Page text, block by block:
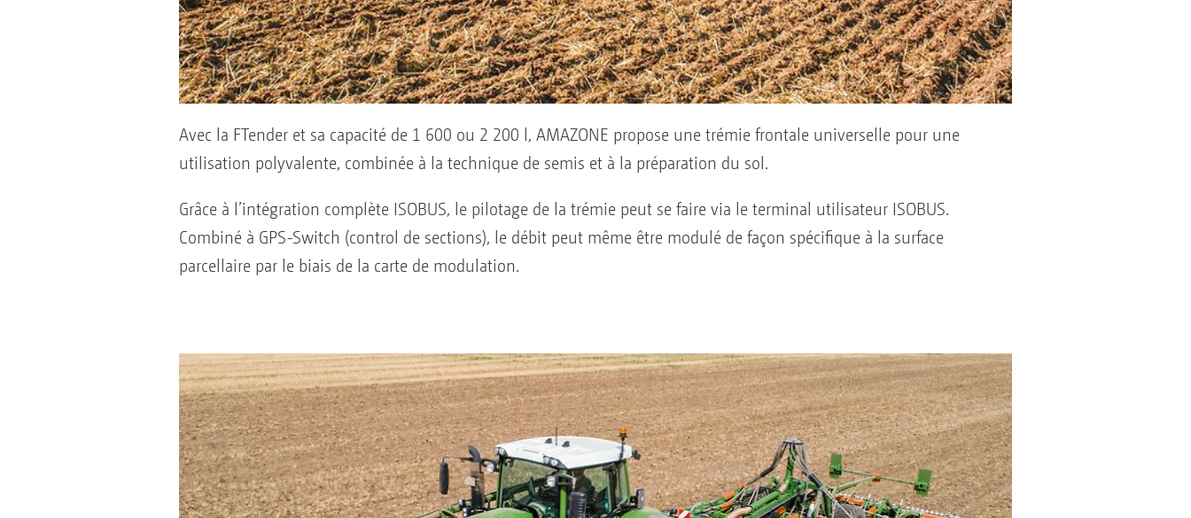
Avec la FTender et sa capacité de 1 600 ou 2 200 l, AMAZONE propose une trémie frontale universelle pour une
utilisation polyvalente, combinée à la technique de semis et à la préparation du sol.
Grâce à l’intégration complète ISOBUS, le pilotage de la trémie peut se faire via le terminal utilisateur ISOBUS.
Combiné à GPS-Switch (control de sections), le débit peut même être modulé de façon spécifique à la surface
parcellaire par le biais de la carte de modulation.